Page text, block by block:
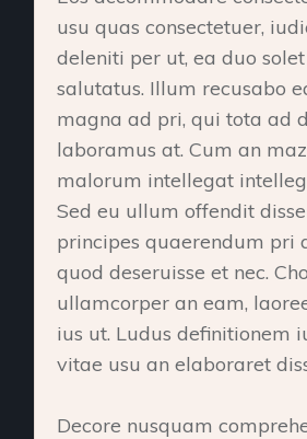
usu quas consectetuer,
deleniti per ut, ea duo
salutatus. Illum recusabo
magna ad pri, qui tota ad
laboramus at. Cum an
malorum intellegat
Sed eu ullum offendit
principes quaerendum pri
quod deseruisse et nec.
ullamcorper an eam,
ius ut. Ludus definitionem
vitae usu an elaboraret
Decore nusquam